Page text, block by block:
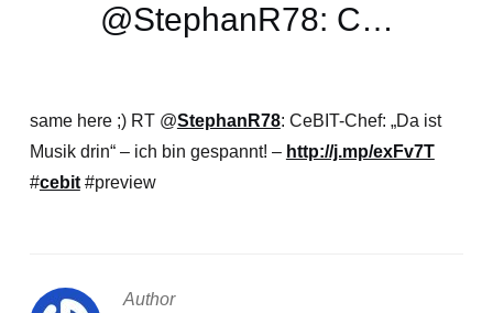
@StephanR78: C…
same here ;) RT @StephanR78: CeBIT-Chef: „Da ist
Musik drin“ – ich bin gespannt! – http://j.mp/exFv7T
#cebit#preview
Author